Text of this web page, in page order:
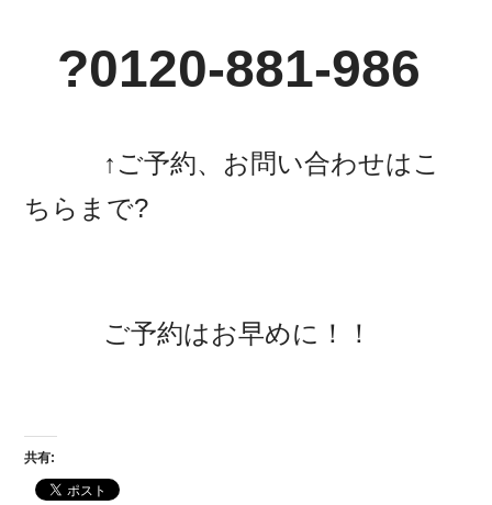
?0120-881-986
↑ご予約、お問い合わせはこ
ちらまで?
ご予約はお早めに！！
共有: